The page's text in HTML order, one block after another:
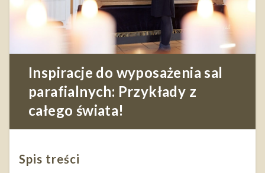
Inspiracje do wyposażenia sal
parafialnych: Przykłady z
całego świata!
Spis treści